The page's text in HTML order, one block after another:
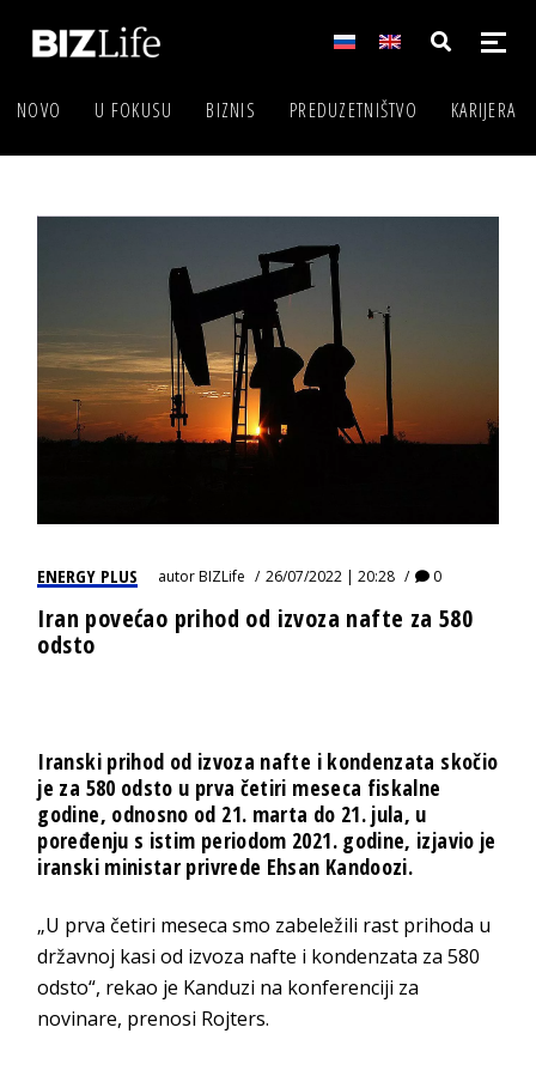
NOVO U FOKUSU BIZNIS PREDUZETNIŠTVO KARIJERA
ENERGY PLUS autorBIZLife 26/07/2022 | 20:28 0
Iran povećao prihod od izvoza nafte za 580
odsto
Iranski prihod od izvoza nafte i kondenzata skočio
je za 580 odsto u prva četiri meseca fiskalne
godine, odnosno od 21. marta do 21. jula, u
poređenju s istim periodom 2021. godine, izjavio je
iranski ministar privrede Ehsan Kandoozi.
„U prva četiri meseca smo zabeležili rast prihoda u
državnoj kasi od izvoza nafte i kondenzata za 580
odsto“, rekao je Kanduzi na konferenciji za
novinare, prenosi Rojters.